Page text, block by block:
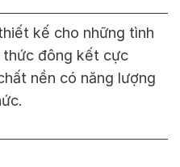
kế cho những tình
thức đông kết cực
nền có năng lượng